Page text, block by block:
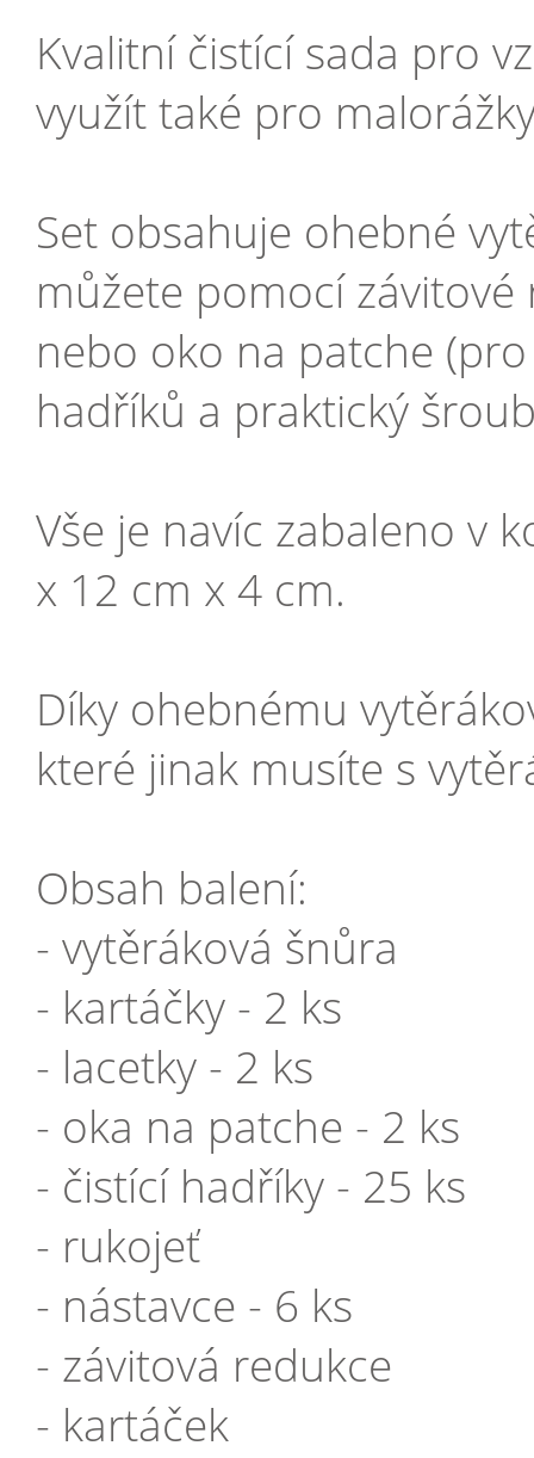
Kvalitní čistící sada pro
využít také pro
Set obsahuje ohebné
můžete pomocí
nebo oko na patche
hadříků a praktický
Vše je navíc zabaleno v
x 12 cm x 4 cm.
Díky ohebnému
které jinak musíte s
Obsah balení:
- vytěráková šnůra
- kartáčky - 2 ks
- lacetky - 2 ks
- oka na patche - 2 ks
- čistící hadříky - 25 ks
- rukojeť
- nástavce - 6 ks
- závitová redukce
- kartáček